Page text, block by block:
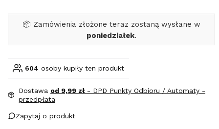
📦 Zamówienia złożone teraz zostaną wysłane w
poniedziałek.
604 osoby kupiły ten produkt
Dostawa od 9,99 zł - DPD Punkty Odbioru / Automaty -
przedpłata
Zapytaj o produkt